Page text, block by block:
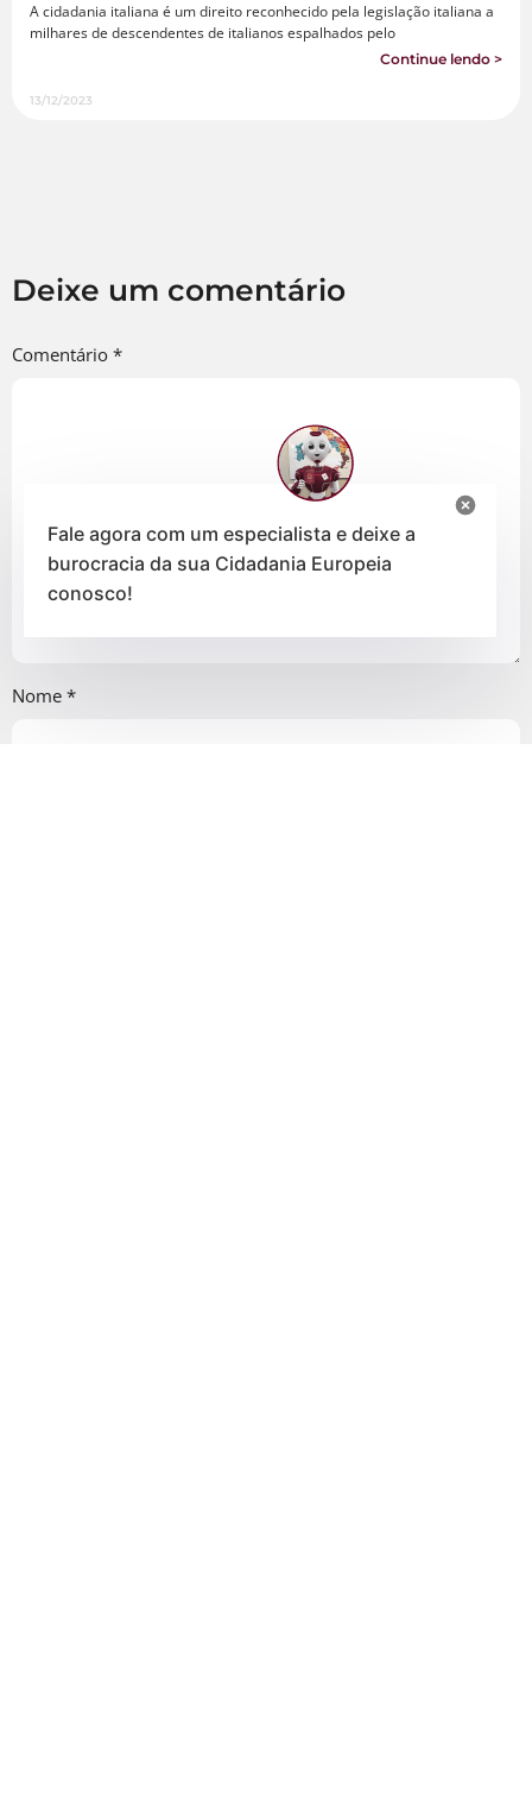
A cidadania italiana é um direito reconhecido pela legislação italiana a
milhares de descendentes de italianos espalhados pelo
Continue lendo >
13/12/2023
Deixe um comentário
Comentário *
Nome *
Fale agora com um especialista e deixe a
burocracia da sua Cidadania Europeia
conosco!